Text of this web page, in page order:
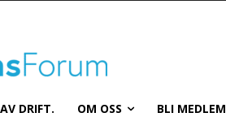
DRIFT. OM OSS BLI MEDLEM